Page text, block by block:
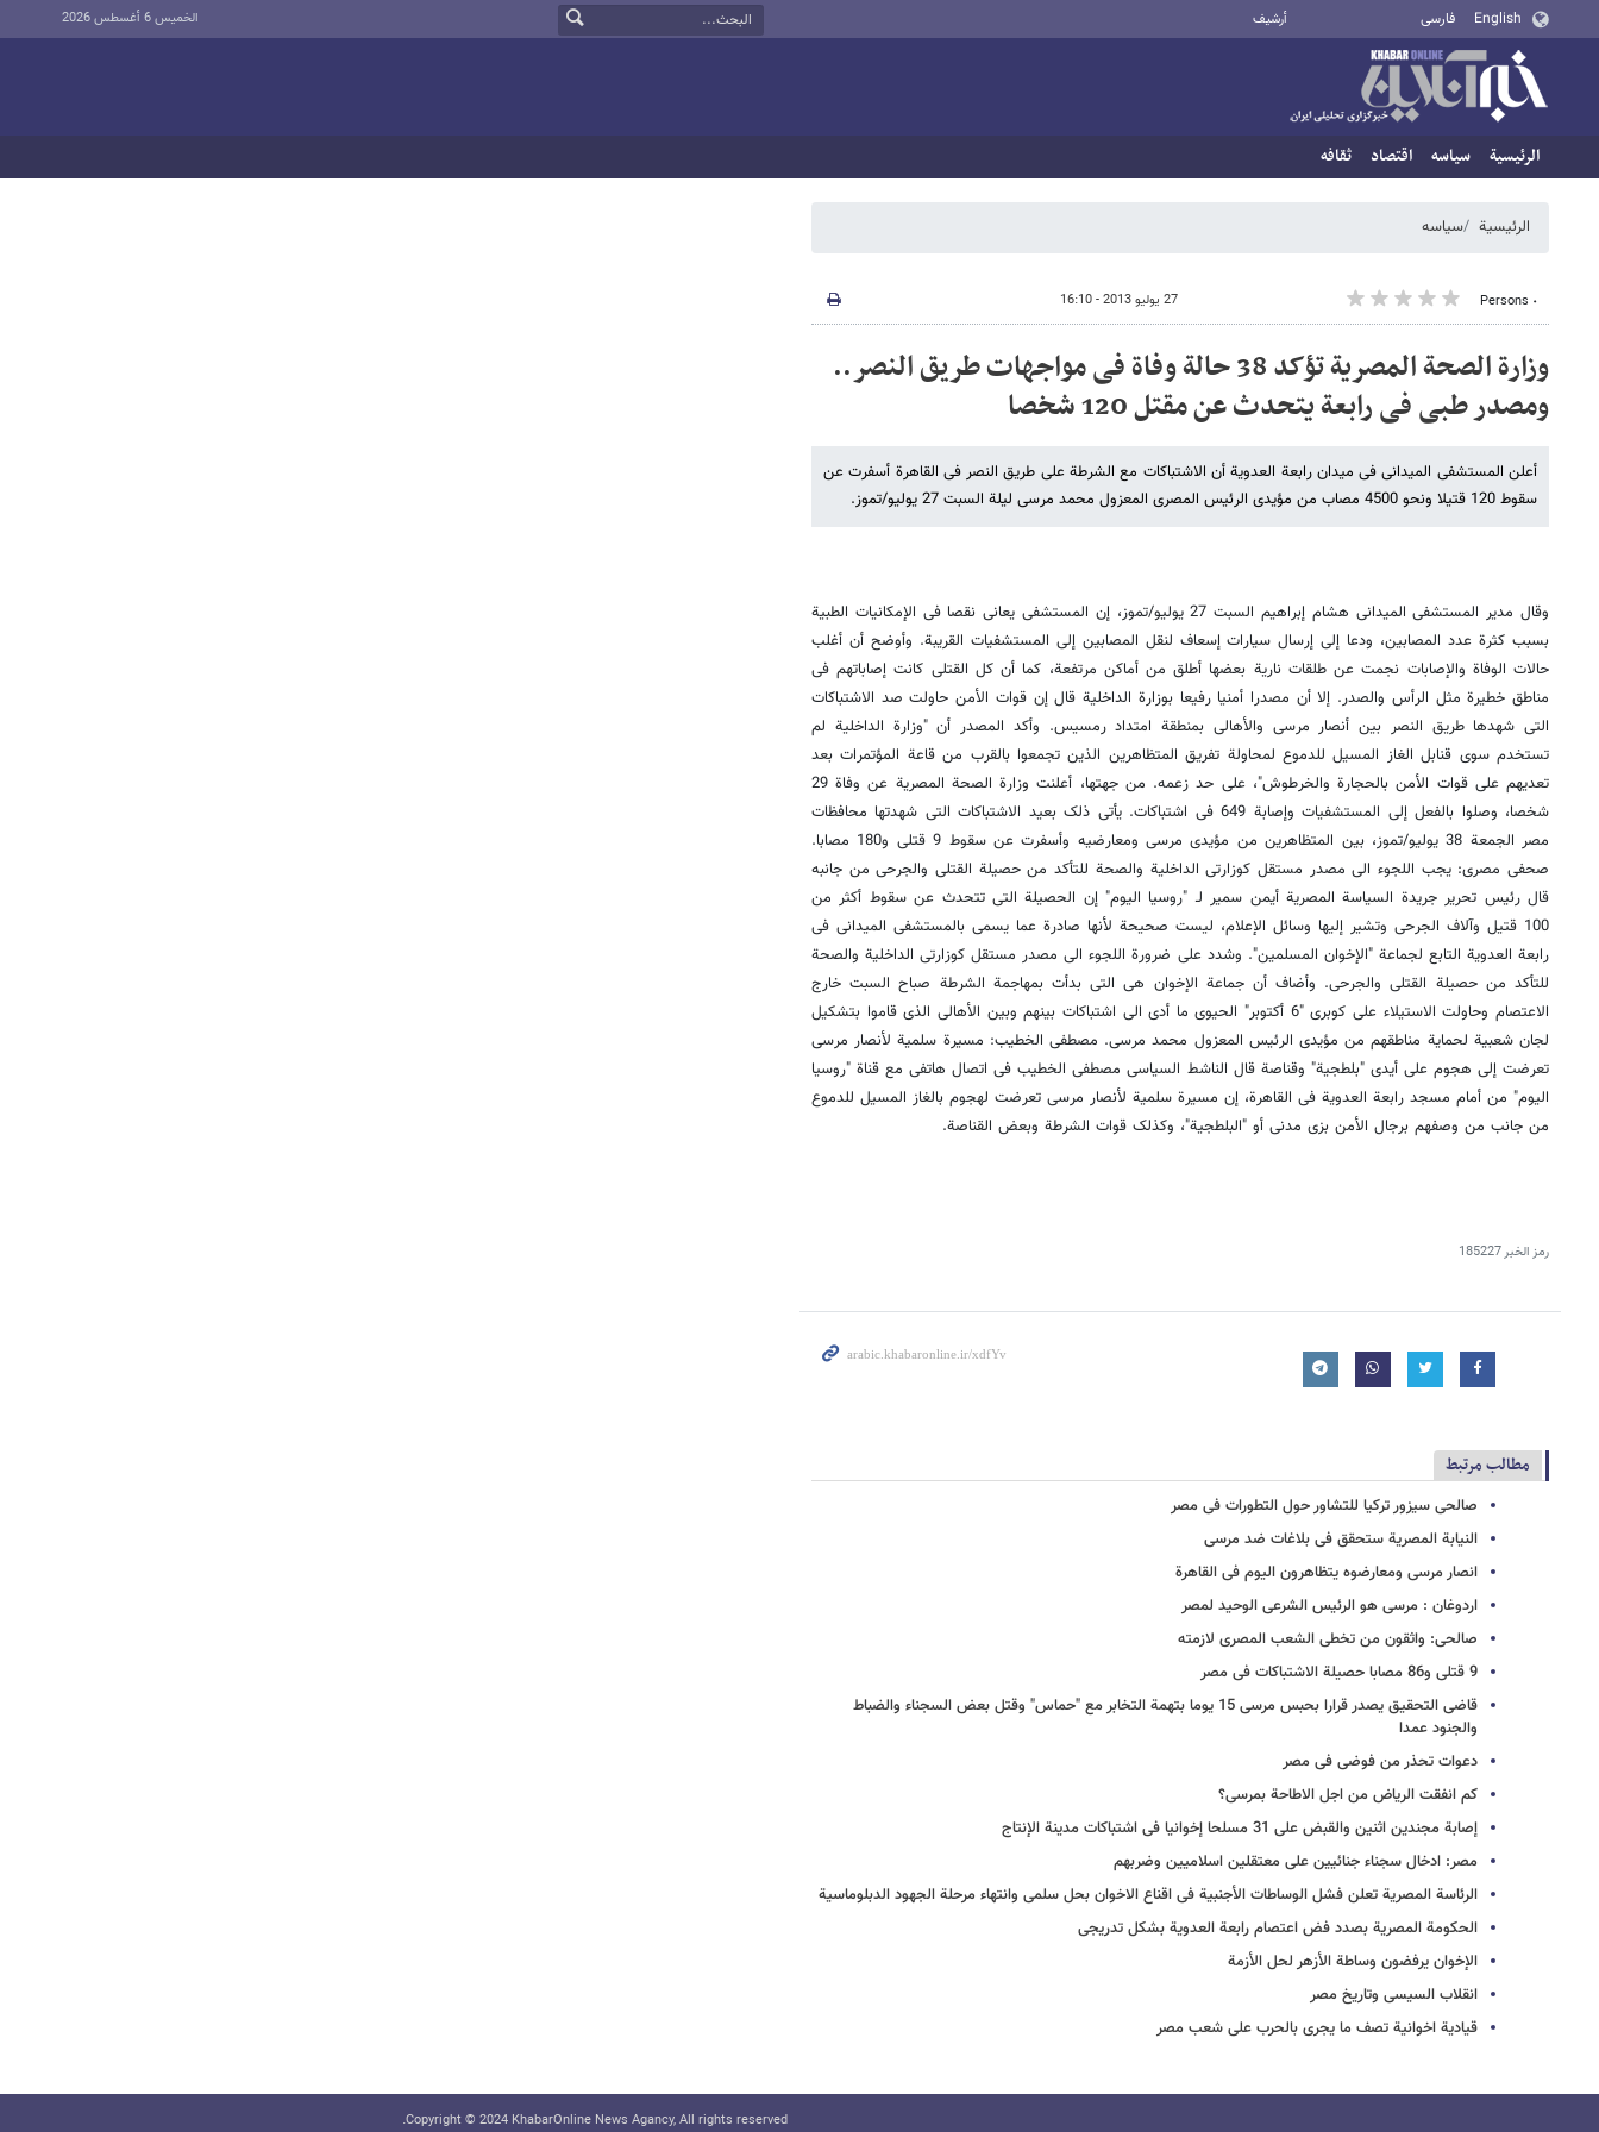
English فارسی أرشيف الخميس 6 أغسطس 2026
الرئيسية سیاسه اقتصاد ثقافه
الرئيسية سیاسه
٠ Persons 27 يوليو 2013 - 16:10
وزارة الصحة المصریة تؤکد 38 حالة وفاة فی مواجهات طریق النصر..
ومصدر طبی فی رابعة یتحدث عن مقتل 120 شخصا
أعلن المستشفى المیدانی فی میدان رابعة العدویة أن الاشتباکات مع الشرطة على طریق النصر فی القاهرة أسفرت عن
سقوط 120 قتیلا ونحو 4500 مصاب من مؤیدی الرئیس المصری المعزول محمد مرسی لیلة السبت 27 یولیو/تموز.
وقال مدیر المستشفى المیدانی هشام إبراهیم السبت 27 یولیو/تموز، إن المستشفى یعانی نقصا فی الإمکانیات الطبیة
بسبب کثرة عدد المصابین، ودعا إلى إرسال سیارات إسعاف لنقل المصابین إلى المستشفیات القریبة. وأوضح أن أغلب
حالات الوفاة والإصابات نجمت عن طلقات ناریة بعضها أطلق من أماکن مرتفعة، کما أن کل القتلى کانت إصاباتهم فی
مناطق خطیرة مثل الرأس والصدر. إلا أن مصدرا أمنیا رفیعا بوزارة الداخلیة قال إن قوات الأمن حاولت صد الاشتباکات
التی شهدها طریق النصر بین أنصار مرسی والأهالی بمنطقة امتداد رمسیس. وأکد المصدر أن "وزارة الداخلیة لم
تستخدم سوى قنابل الغاز المسیل للدموع لمحاولة تفریق المتظاهرین الذین تجمعوا بالقرب من قاعة المؤتمرات بعد
تعدیهم على قوات الأمن بالحجارة والخرطوش"، على حد زعمه. من جهتها، أعلنت وزارة الصحة المصریة عن وفاة 29
شخصا، وصلوا بالفعل إلى المستشفیات وإصابة 649 فی اشتباکات. یأتی ذلک بعید الاشتباکات التی شهدتها محافظات
مصر الجمعة 38 یولیو/تموز، بین المتظاهرین من مؤیدی مرسی ومعارضیه وأسفرت عن سقوط 9 قتلى و180 مصابا.
صحفی مصری: یجب اللجوء الى مصدر مستقل کوزارتی الداخلیة والصحة للتأکد من حصیلة القتلى والجرحى من جانبه
قال رئیس تحریر جریدة السیاسة المصریة أیمن سمیر لـ "روسیا الیوم" إن الحصیلة التی تتحدث عن سقوط أکثر من
100 قتیل وآلاف الجرحى وتشیر إلیها وسائل الإعلام، لیست صحیحة لأنها صادرة عما یسمى بالمستشفى المیدانی فی
رابعة العدویة التابع لجماعة "الإخوان المسلمین". وشدد على ضرورة اللجوء الى مصدر مستقل کوزارتی الداخلیة والصحة
للتأکد من حصیلة القتلى والجرحى. وأضاف أن جماعة الإخوان هی التی بدأت بمهاجمة الشرطة صباح السبت خارج
الاعتصام وحاولت الاستیلاء على کوبری "6 أکتوبر" الحیوی ما أدى الى اشتباکات بینهم وبین الأهالی الذی قاموا بتشکیل
لجان شعبیة لحمایة مناطقهم من مؤیدی الرئیس المعزول محمد مرسی. مصطفى الخطیب: مسیرة سلمیة لأنصار مرسی
تعرضت إلى هجوم على أیدی "بلطجیة" وقناصة قال الناشط السیاسی مصطفى الخطیب فی اتصال هاتفی مع قناة "روسیا
الیوم" من أمام مسجد رابعة العدویة فی القاهرة، إن مسیرة سلمیة لأنصار مرسی تعرضت لهجوم بالغاز المسیل للدموع
من جانب من وصفهم برجال الأمن بزی مدنی أو "البلطجیة"، وکذلک قوات الشرطة وبعض القناصة.
رمز الخبر185227
مطالب مرتبط
صالحی سیزور ترکیا للتشاور حول التطورات فی مصر
النیابة المصریة ستحقق فی بلاغات ضد مرسی
انصار مرسی ومعارضوه یتظاهرون الیوم فی القاهرة
اردوغان : مرسی هو الرئیس الشرعی الوحید لمصر
صالحی: واثقون من تخطی الشعب المصری لازمته
9 قتلى و86 مصابا حصیلة الاشتباکات فی مصر
قاضی التحقیق یصدر قرارا بحبس مرسی 15 یوما بتهمة التخابر مع "حماس" وقتل بعض السجناء والضباط
والجنود عمدا
دعوات تحذر من فوضى فی مصر
کم انفقت الریاض من اجل الاطاحة بمرسی؟
إصابة مجندین اثنین والقبض على 31 مسلحا إخوانیا فی اشتباکات مدینة الإنتاج
مصر: ادخال سجناء جنائیین على معتقلین اسلامیین وضربهم
الرئاسة المصریة تعلن فشل الوساطات الأجنبیة فی اقناع الاخوان بحل سلمی وانتهاء مرحلة الجهود الدبلوماسیة
الحکومة المصریة بصدد فض اعتصام رابعة العدویة بشکل تدریجی
الإخوان یرفضون وساطة الأزهر لحل الأزمة
انقلاب السیسی وتاریخ مصر
قیادیة اخوانیة تصف ما یجری بالحرب على شعب مصر
Copyright © 2024 KhabarOnline News Agancy, All rights reserved.